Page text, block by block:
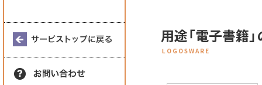
用途「電子書籍
LOGOSWARE